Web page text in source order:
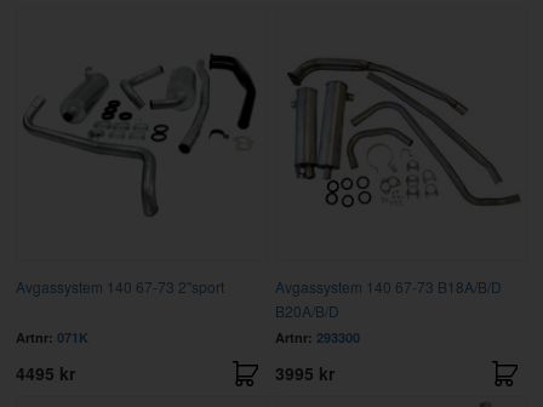
Avgassystem 140 67-73 2"sport
Artnr: 071K
4495 kr
Avgassystem 140 67-73 B18A/B/D
B20A/B/D
Artnr: 293300
3995 kr